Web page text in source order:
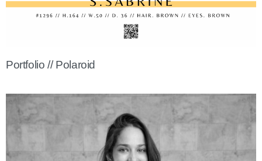
Portfolio // Polaroid